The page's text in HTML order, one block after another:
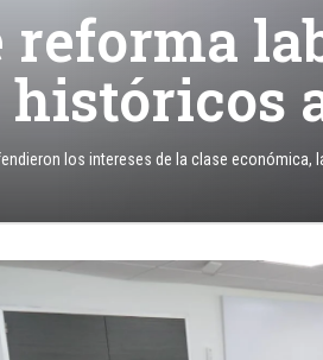
reforma
los intereses de la clase